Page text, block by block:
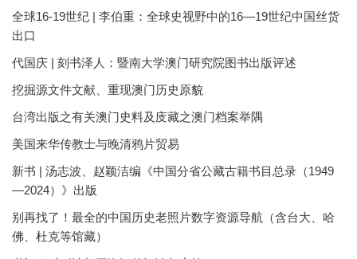
全球16-19世纪 | 李伯重：全球史视野中的16—19世纪中国丝货
出口
代国庆 | 刻书泽人：暨南大学澳门研究院图书出版评述
挖掘源文件文献、重现澳门历史原貌
台湾出版之有关澳门史料及庋藏之澳门档案举隅
美国来华传教士与晚清鸦片贸易
新书 | 汤志波、赵颖洁编《中国分省公藏古籍书目总录（1949
—2024）》出版
别再找了！最全的中国历史老照片数字资源导航（含台大、哈
佛、杜克等馆藏）